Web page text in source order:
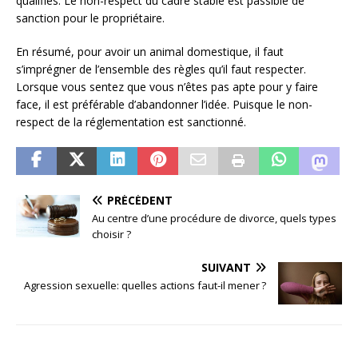
sanction pour le propriétaire.
En résumé, pour avoir un animal domestique, il faut
s’imprégner de l’ensemble des règles qu’il faut respecter.
Lorsque vous sentez que vous n’êtes pas apte pour y faire
face, il est préférable d’abandonner l’idée. Puisque le non-
respect de la réglementation est sanctionné.
PRÉCÉDENT
Au centre d’une procédure de divorce, quels types
choisir ?
SUIVANT
Agression sexuelle: quelles actions faut-il mener ?